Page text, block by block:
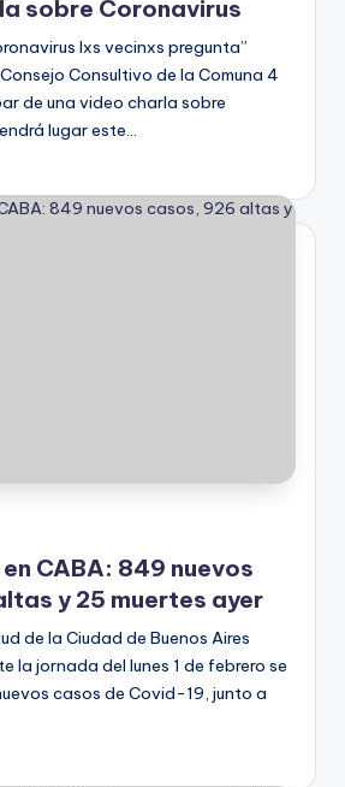
sobre Coronavirus
lxs vecinxs pregunta”
Consultivo de la Comuna 4
de una video charla sobre
lugar este…
CABA: 849 nuevos
y 25 muertes ayer
de la Ciudad de Buenos Aires
la jornada del lunes 1 de febrero se
casos de Covid-19, junto a